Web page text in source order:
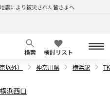
震により被災された皆さまへ
検索
検討リスト
以外） 神奈川県 横浜駅
浜西口